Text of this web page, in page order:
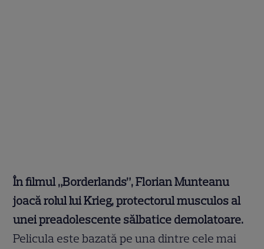
În filmul „Borderlands”, Florian Munteanu
joacă rolul lui Krieg, protectorul musculos al
unei preadolescente sălbatice demolatoare.
Pelicula este bazată pe una dintre cele mai